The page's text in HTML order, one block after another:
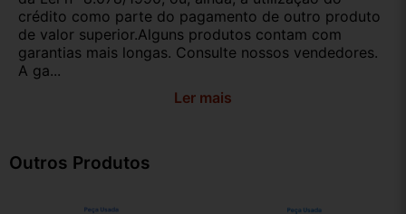
crédito como parte do pagamento de outro produto
de valor superior.Alguns produtos contam com
garantias mais longas. Consulte nossos vendedores.
A ga...
Ler mais
Outros Produtos